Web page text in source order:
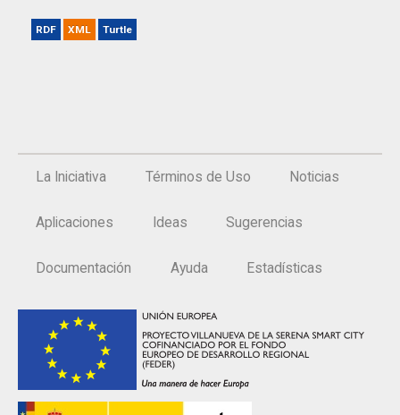
RDF XML Turtle
La Iniciativa Términos de Uso Noticias
Aplicaciones Ideas Sugerencias
Documentación Ayuda Estadísticas